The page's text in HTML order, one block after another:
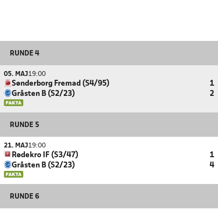
RUNDE 4
05. MAJ19:00
Sønderborg Fremad (S4/95)
1
Gråsten B (S2/23)
2
RUNDE 5
21. MAJ19:00
Rødekro IF (S3/47)
1
Gråsten B (S2/23)
4
RUNDE 6